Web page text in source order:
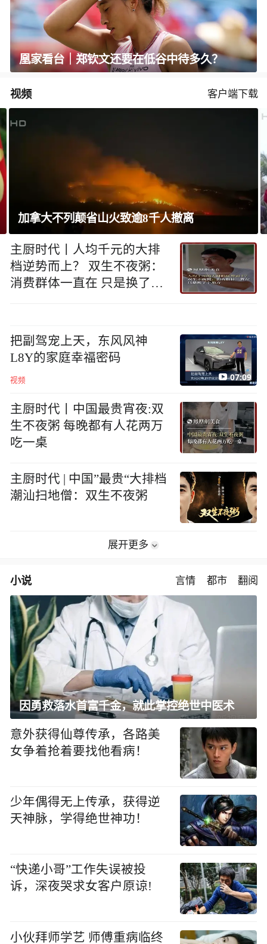
凰家看台｜郑钦文还要在低谷中待多久？
视频 客户端下载
巴西将与阿根廷外交关系降为代办级
主厨时代丨人均千元的大排
档逆势而上？ 双生不夜粥：
消费群体一直在 只是换了个
把副驾宠上天，东风风神
L8Y的家庭幸福密码
视频 07:09
主厨时代丨中国最贵宵夜:双
生不夜粥 每晚都有人花两万
吃一桌
主厨时代 | 中国”最贵“大排档
潮汕扫地僧：双生不夜粥
展开更多
小说 言情 都市 翻阅
因勇救落水首富千金，就此掌控绝世中医术
意外获得仙尊传承，各路美
女争着抢着要找他看病！
少年偶得无上传承，获得逆
天神脉，学得绝世神功！
“快递小哥”工作失误被投
诉，深夜哭求女客户原谅!
小伙拜师学艺 师傅重病临终